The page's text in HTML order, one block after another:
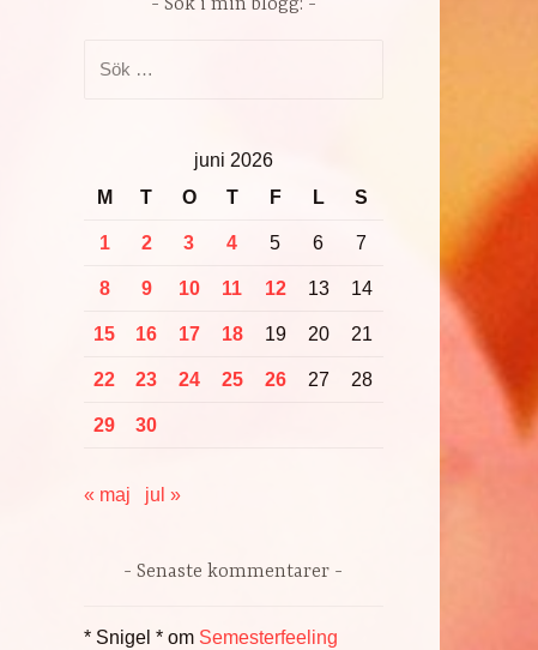
Sök i min blogg:
juni 2026
M
T O T F L S
1 2 3 4 5 6 7
8 9 10 11 12 13 14
15 16 17 18 19 20 21
22 23 24 25 26 27 28
29 30
« maj jul »
Senaste kommentarer
* Snigel *om Semesterfeeling